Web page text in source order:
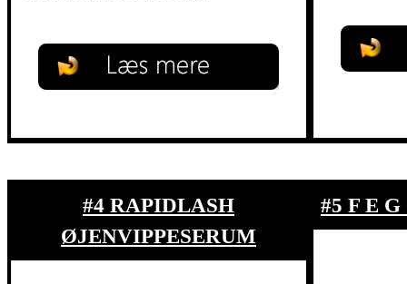
#4 RAPIDLASH
ØJENVIPPESERUM
#5 F E